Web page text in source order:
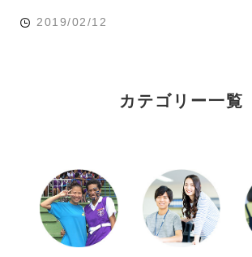
2019/02/12
カテゴリー一覧